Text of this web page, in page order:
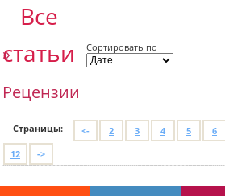
Все
статьи
»
Рецензии
Сортировать по
Страницы: <- 2 3 4 5 6
12
->